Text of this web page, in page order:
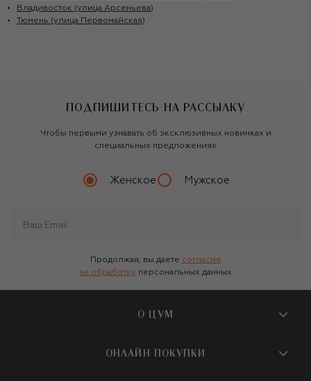
Владивосток (улица Арсеньева)
Тюмень (улица Первомайская)
ПОДПИШИТЕСЬ НА РАССЫЛКУ
Чтобы первыми узнавать об эксклюзивных новинках и
специальных предложениях
Женское Мужское
Продолжая, вы даете согласие
на обработку персональных данных
О ЦУМ
О магазине
ОНЛАЙН ПОКУПКИ